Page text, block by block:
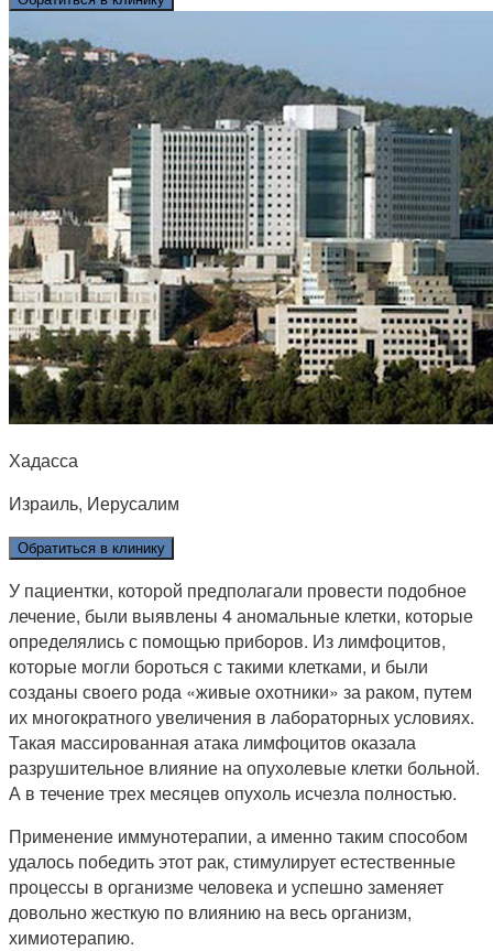
Хадасса
Израиль, Иерусалим
Обратиться в клинику
У пациентки, которой предполагали провести подобное
лечение, были выявлены 4 аномальные клетки, которые
определялись с помощью приборов. Из лимфоцитов,
которые могли бороться с такими клетками, и были
созданы своего рода «живые охотники» за раком, путем
их многократного увеличения в лабораторных условиях.
Такая массированная атака лимфоцитов оказала
разрушительное влияние на опухолевые клетки больной.
А в течение трех месяцев опухоль исчезла полностью.
Применение иммунотерапии, а именно таким способом
удалось победить этот рак, стимулирует естественные
процессы в организме человека и успешно заменяет
довольно жесткую по влиянию на весь организм,
химиотерапию.